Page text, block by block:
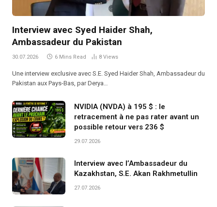
Interview avec Syed Haider Shah,
Ambassadeur du Pakistan
30.07.2026 6 Mins Read 8 Views
Une interview exclusive avec S.E. Syed Haider Shah, Ambassadeur du
Pakistan aux Pays-Bas, par Derya…
NVIDIA (NVDA) à 195 $ : le
retracement à ne pas rater avant un
possible retour vers 236 $
29.07.2026
Interview avec l’Ambassadeur du
Kazakhstan, S.E. Akan Rakhmetullin
27.07.2026